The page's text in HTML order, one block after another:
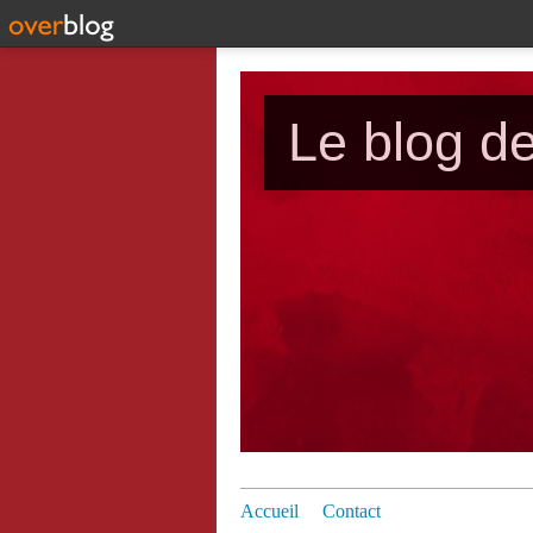
Le blog
Accueil Contact